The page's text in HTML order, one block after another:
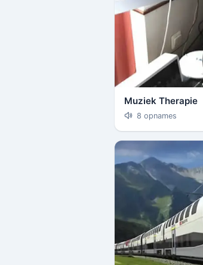
Muziek Therapie
8 opnames